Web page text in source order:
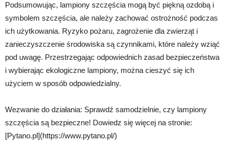
Podsumowując, lampiony szczęścia mogą być piękną ozdobą i
symbolem szczęścia, ale należy zachować ostrożność podczas
ich użytkowania. Ryzyko pożaru, zagrożenie dla zwierząt i
zanieczyszczenie środowiska są czynnikami, które należy wziąć
pod uwagę. Przestrzegając odpowiednich zasad bezpieczeństwa
i wybierając ekologiczne lampiony, można cieszyć się ich
użyciem w sposób odpowiedzialny.
Wezwanie do działania: Sprawdź samodzielnie, czy lampiony
szczęścia są bezpieczne! Dowiedz się więcej na stronie:
[Pytano.pl](https://www.pytano.pl/)